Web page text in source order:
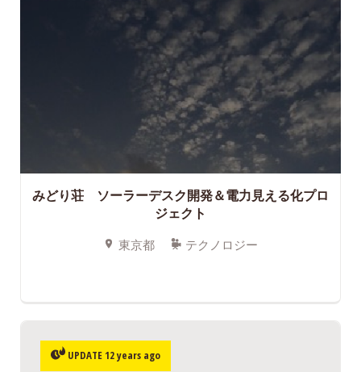
みどり荘 ソーラーデスク開発＆電力見える化プロ
ジェクト
東京都 テクノロジー
UPDATE 12 years ago